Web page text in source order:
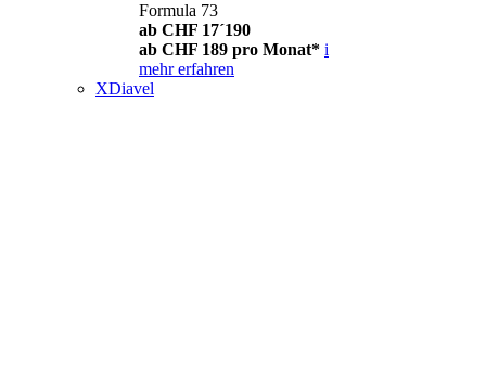
Formula 73
ab CHF 17´190
ab CHF 189 pro Monat* i
mehr erfahren
XDiavel